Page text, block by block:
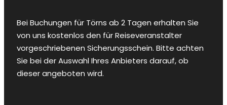
Bei Buchungen für Törns ab 2 Tagen erhalten Sie
von uns kostenlos den für Reiseveranstalter
vorgeschriebenen Sicherungsschein. Bitte achten
Sie bei der Auswahl Ihres Anbieters darauf, ob
dieser angeboten wird.